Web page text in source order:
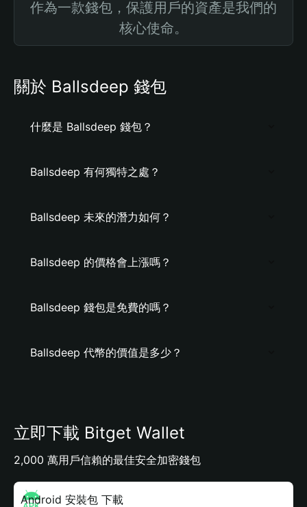
作為一款錢包，保護用戶的資產是我們的
核心使命。
關於 Ballsdeep 錢包
什麼是 Ballsdeep 錢包？
Ballsdeep 有何獨特之處？
Ballsdeep 未來的潛力如何？
Ballsdeep 的價格會上漲嗎？
Ballsdeep 錢包是免費的嗎？
Ballsdeep 代幣的價值是多少？
立即下載 Bitget Wallet
2,000 萬用戶信賴的最佳安全加密錢包
Android 安裝包 下載